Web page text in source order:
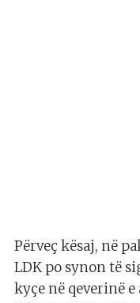
Përveç kësaj, në
LDK po synon të
kyçe në qeverinë